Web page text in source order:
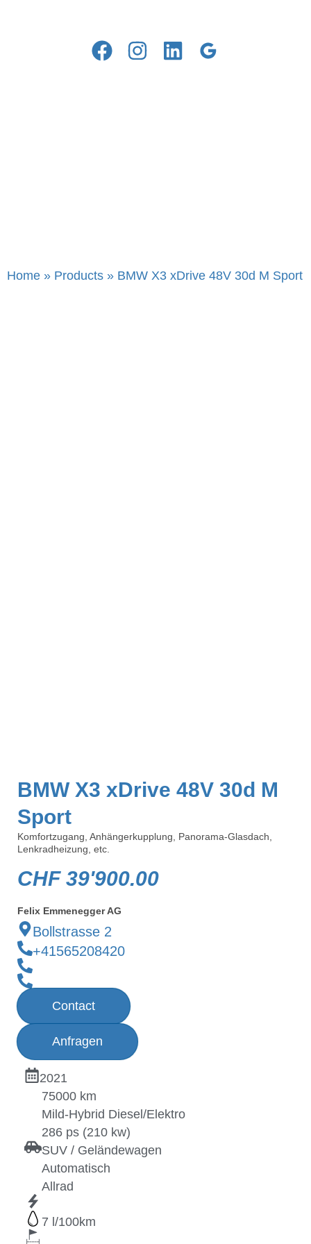
Home » Products » BMW X3 xDrive 48V 30d M Sport
BMW X3 xDrive 48V 30d M
Sport
Komfortzugang, Anhängerkupplung, Panorama-Glasdach,
Lenkradheizung, etc.
CHF39'900.00
Felix Emmenegger AG
Bollstrasse 2
+41565208420
Contact
Anfragen
2021
SUV / Geländewagen
75000 km
Automatisch
Mild-Hybrid Diesel/Elektro
Allrad
286 ps (210 kw)
7